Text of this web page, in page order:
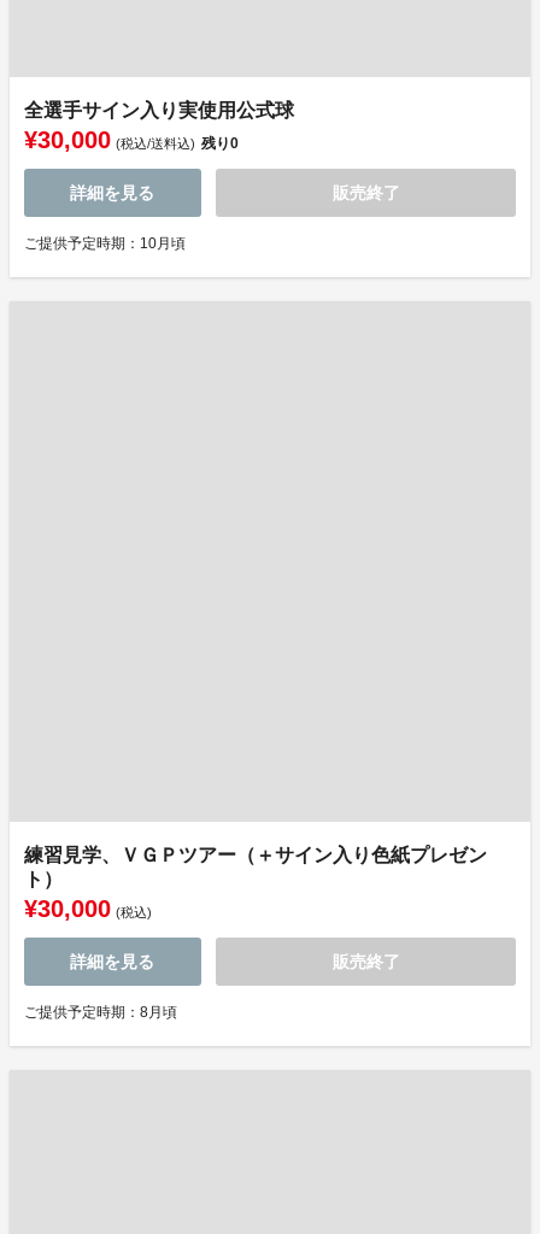
全選手サイン入り実使用公式球
¥30,000 (税込/送料込) 残り0
詳細を見る 販売終了
ご提供予定時期：10月頃
練習見学、ＶＧＰツアー（＋サイン入り色紙プレゼン
ト）
¥30,000 (税込)
詳細を見る 販売終了
ご提供予定時期：8月頃